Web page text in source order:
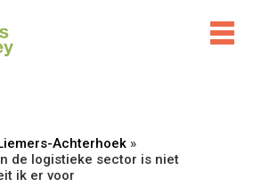
Achterhoek»
de logistieke sector is niet
ik er voor